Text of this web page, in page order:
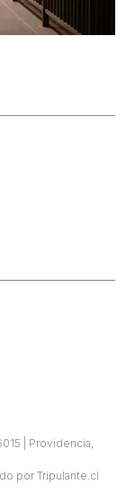
| Providencia,
por Tripulante.cl